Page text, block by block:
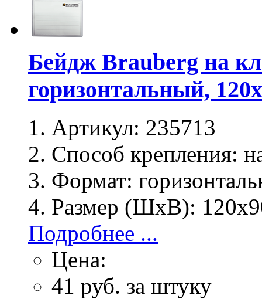
Бейдж Brauberg на
горизонтальный,
Артикул: 235713
Способ крепления:
Формат:
Размер (ШхВ):
Подробнее ...
Цена:
41 руб. за штуку